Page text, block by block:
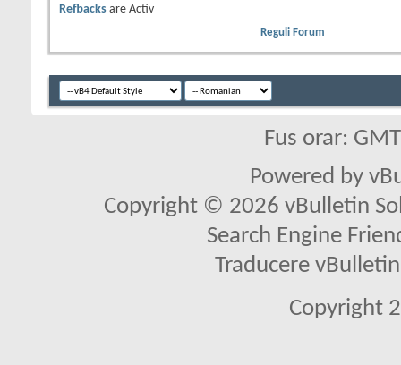
Refbacks are Activ
Reguli Forum
Fus orar:
Powered by
Copyright © 2026 vBulletin
Search Engine
Traducere
Copyright